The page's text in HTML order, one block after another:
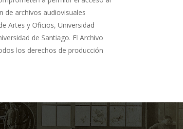
de archivos audiovisuales
Artes y Oficios, Universidad
de Santiago. El Archivo
los derechos de producción